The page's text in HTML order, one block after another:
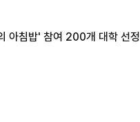
아침밥' 참여 200개 대학 선정